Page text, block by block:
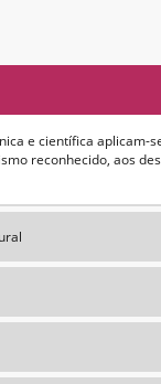
e científica aplicam-
reconhecido, aos